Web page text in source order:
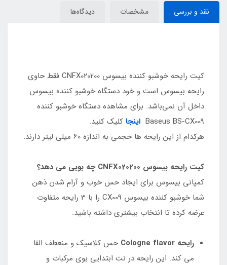
نقد و بررسی مشخصات دیدگاه‌ها
کیت رایحه خوشبو کننده بیسوس CNFX020200 فقط حاوی
رایحه بیسوس است و خود دستگاه خوشبو کننده بیسوس
داخل آن نمی‌باشد. برای مشاهده دستگاه خوشبو کننده
Baseus BS-CX009 اینجا کلیک کنید.
هرکدام از این رایحه ها حجمی به اندازه 60 میلی لیتر دارند.
کیت رایحه بیسوس CNFX020200 چه بویی می دهد؟
کمپانی بیسوس برای ایجاد حس خوب و آرام شدن ذهن
شما خوشبو کننده بیسوس CX009 را با 3 رایحه متفاوت
عرضه کرده تا انتخاب بیشتری داشته باشید.
رایحه Cologne flavor
حس کلاسیک و منعطف القا
می کند. این رایحه در نت ابتدایی بوی مرکبات و